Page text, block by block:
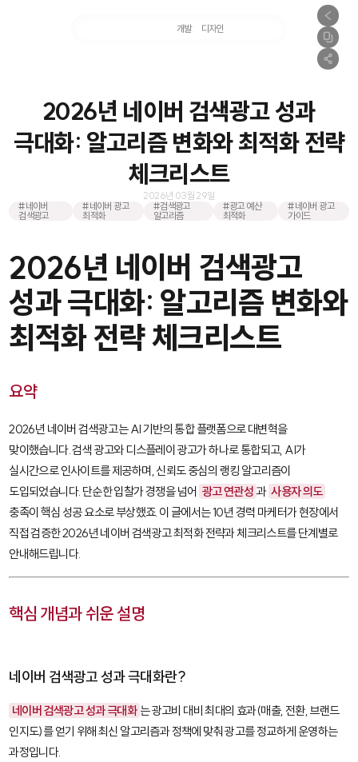
개발 디자인
2026년 네이버 검색광고 성과
극대화: 알고리즘 변화와 최적화 전략
체크리스트
2026년 03월 29일
#네이버
검색광고
#네이버 광고
최적화
#검색광고
알고리즘
#광고 예산
최적화
#네이버 광고
가이드
2026년 네이버 검색광고
성과 극대화: 알고리즘 변화와
최적화 전략 체크리스트
요약
2026년 네이버 검색광고는 AI 기반의 통합 플랫폼으로 대변혁을
맞이했습니다. 검색 광고와 디스플레이 광고가 하나로 통합되고, AI가
실시간으로 인사이트를 제공하며, 신뢰도 중심의 랭킹 알고리즘이
도입되었습니다. 단순한 입찰가 경쟁을 넘어 광고 연관성과 사용자 의도
충족이 핵심 성공 요소로 부상했죠. 이 글에서는 10년 경력 마케터가 현장에서
직접 검증한 2026년 네이버 검색광고 최적화 전략과 체크리스트를 단계별로
안내해드립니다.
핵심 개념과 쉬운 설명
네이버 검색광고 성과 극대화란?
네이버 검색광고 성과 극대화 는 광고비 대비 최대의 효과(매출, 전환, 브랜드
인지도)를 얻기 위해 최신 알고리즘과 정책에 맞춰 광고를 정교하게 운영하는
과정입니다.